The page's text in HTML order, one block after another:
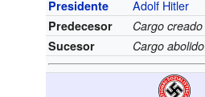
Presidente Adolf Hitler
Predecesor
Cargo creado
Sucesor
Cargo abolido